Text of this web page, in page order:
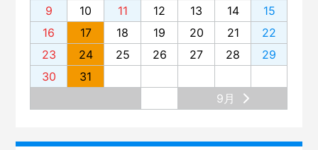
9
10 11 12 13 14
15
16
17 18 19 20 21
22
23
24 25 26 27 28
29
30
31
9月